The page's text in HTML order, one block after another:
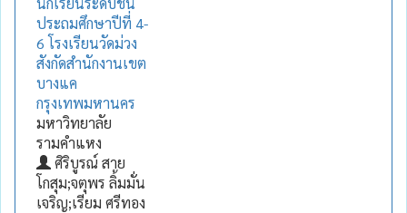
ประถมศึกษาปีที่ 4-
6 โรงเรียนวัดม่วง
สังกัดสำนักงานเขต
บางแค
กรุงเทพมหานคร
มหาวิทยาลัย
รามคำแหง
ศิริบูรณ์ สาย
โกสุม;จตุพร ลิ้มมั่น
เจริญ;เรียม ศรีทอง